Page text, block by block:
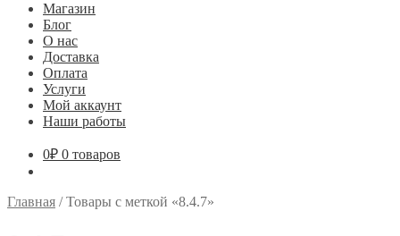
Магазин
Блог
О нас
Доставка
Оплата
Услуги
Мой аккаунт
Наши работы
0₽ 0 товаров
Главная /Товары с меткой «8.4.7»